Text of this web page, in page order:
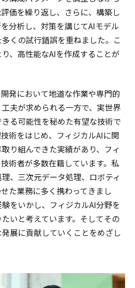
価を繰り返し、さらに、構築し
分析し、対策を講じてAIモデル
くの試行錯誤を重ねました。こ
、高性能なAIを作成することが
発において地道な作業や専門的
夫が求められる一方で、実世界
る可能性を秘めた有望な技術で
術をはじめ、フィジカルAIに関
り組んできた実績があり、フィ
術者が多数在籍しています。私
、三次元データ処理、ロボティ
た業務に多く携わってきまし
をいかし、フィジカルAI分野を
いと考えています。そしてその
展に貢献していくことをめざし